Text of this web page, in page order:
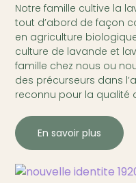
Notre famille cultive la
tout d’abord de façon
en agriculture
culture de lavande et
famille chez nous ou
des précurseurs dans
reconnu pour la qualité
En savoir plus